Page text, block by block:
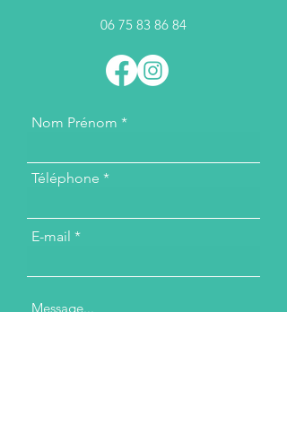
06 75 83 86 84
Nom Prénom
Téléphone
E-mail
Message...